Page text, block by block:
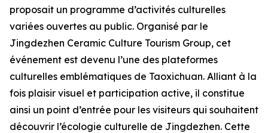
proposait un programme d’activités culturelles
variées ouvertes au public. Organisé par le
Jingdezhen Ceramic Culture Tourism Group, cet
événement est devenu l’une des plateformes
culturelles emblématiques de Taoxichuan. Alliant à la
fois plaisir visuel et participation active, il constitue
ainsi un point d’entrée pour les visiteurs qui souhaitent
découvrir l’écologie culturelle de Jingdezhen. Cette